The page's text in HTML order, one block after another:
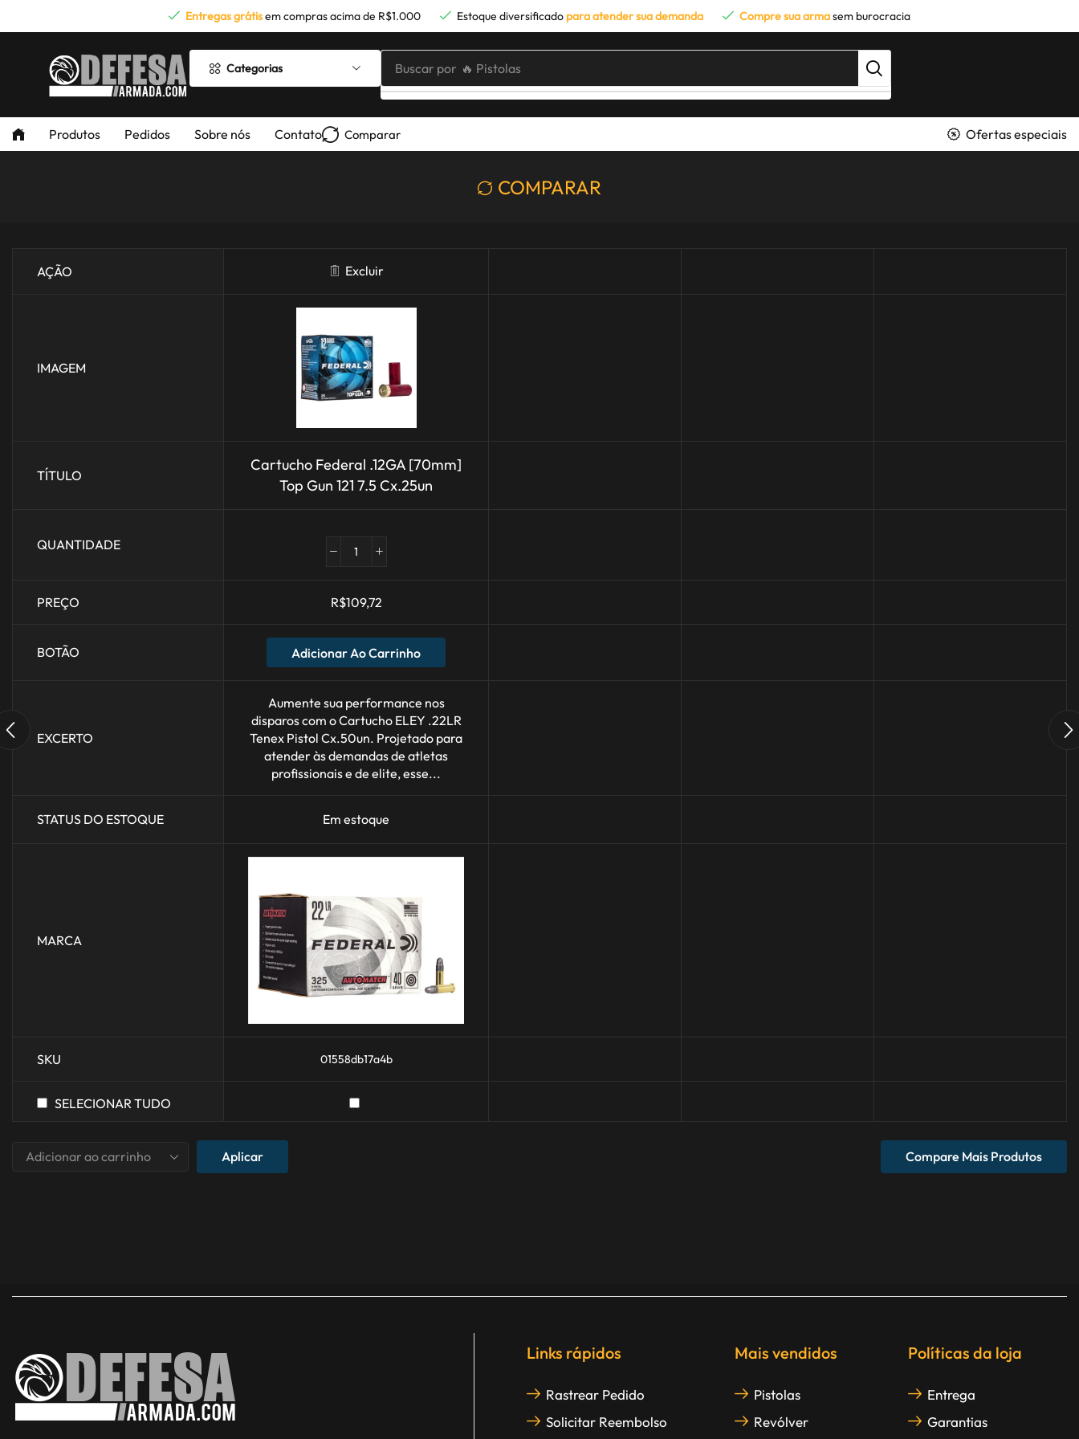
Entregas grátisem compras acima de R$1.000 Estoque diversificado para atender sua demanda Compre sua armasem burocracia
Categorias Buscar por 🔥 Pistolas
Produtos Pedidos Sobre nós Contato Comparar Ofertas especiais
COMPARAR
AÇÃO Excluir
IMAGEM
TÍTULO
Cartucho Federal .12GA [70mm]
Top Gun 121 7.5 Cx.25un
QUANTIDADE
PREÇO R$109,72
BOTÃO Adicionar Ao Carrinho
EXCERTO
Aumente sua performance nos
disparos com o Cartucho ELEY .22LR
Tenex Pistol Cx.50un. Projetado para
atender às demandas de atletas
profissionais e de elite, esse...
STATUS DO ESTOQUE Em estoque
MARCA
SKU 01558db17a4b
SELECIONAR TUDO
Aplicar Compare Mais Produtos
Links rápidos
Rastrear Pedido
Solicitar Reembolso
Mais vendidos
Pistolas
Revólver
Políticas da loja
Entrega
Garantias